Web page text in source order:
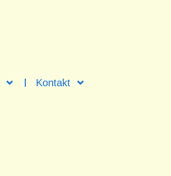
Kontakt